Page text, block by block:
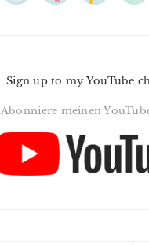
Sign up to my YouTube
Abonniere meinen